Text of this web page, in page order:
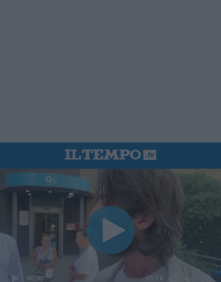
00:00 01:16